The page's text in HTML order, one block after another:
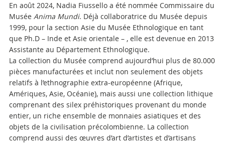
En août 2024, Nadia Fiussello a été nommée Commissaire du
Musée Anima Mundi. Déjà collaboratrice du Musée depuis
1999, pour la section Asie du Musée Ethnologique en tant
que Ph.D – Inde et Asie orientale – , elle est devenue en 2013
Assistante au Département Ethnologique.
La collection du Musée comprend aujourd’hui plus de 80.000
pièces manufacturées et inclut non seulement des objets
relatifs à l’ethnographie extra-européenne (Afrique,
Amériques, Asie, Océanie), mais aussi une collection lithique
comprenant des silex préhistoriques provenant du monde
entier, un riche ensemble de monnaies asiatiques et des
objets de la civilisation précolombienne. La collection
comprend aussi des œuvres d’art d’artistes et d’artisans